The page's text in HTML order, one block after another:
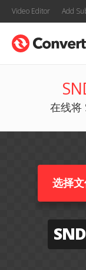
Video Editor Add
在线将
选择